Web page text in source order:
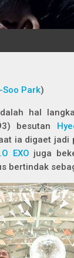
Soo Park)
hal
besutan
ia digaet jadi
EXO juga
bertindak